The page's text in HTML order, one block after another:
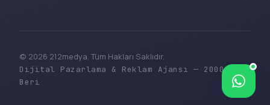
© 2026 212medya. Tüm Hakları Saklıdır.
Dijital Pazarlama & Reklam Ajansı — 2000'den
Beri
Bize yazın